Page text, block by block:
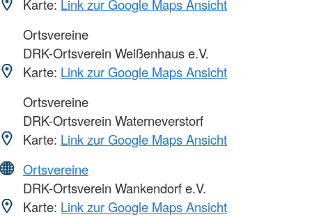
Karte: Link zur Google Maps Ansicht
Ortsvereine
DRK-Ortsverein Weißenhaus e.V.
Karte: Link zur Google Maps Ansicht
Ortsvereine
DRK-Ortsverein Waterneverstorf
Karte: Link zur Google Maps Ansicht
Ortsvereine
DRK-Ortsverein Wankendorf e.V.
Karte: Link zur Google Maps Ansicht